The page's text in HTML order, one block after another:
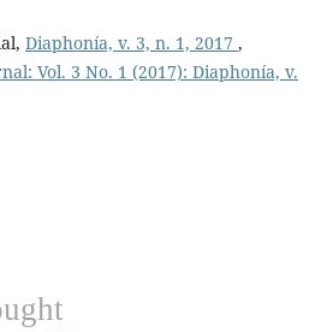
Diaphonía, v. 3, n. 1, 2017 ,
Vol. 3 No. 1 (2017): Diaphonía, v.